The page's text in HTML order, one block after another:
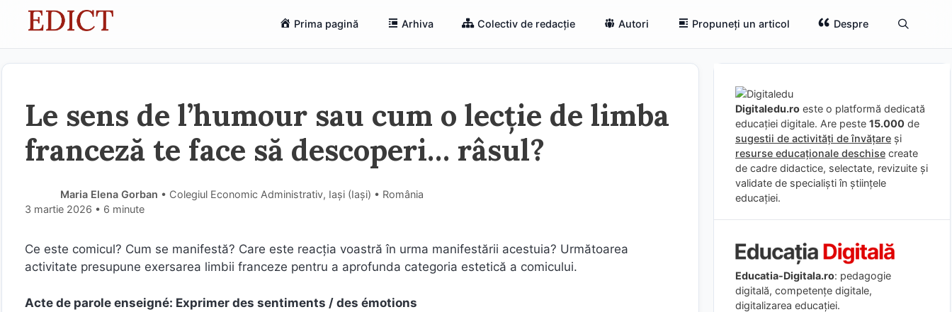
Prima pagină Arhiva Colectiv de redacție Autori Propuneți un articol Despre
Le sens de l’humour sau cum o lecție de limba
franceză te face să descoperi… râsul?
Maria Elena Gorban • Colegiul Economic Administrativ, Iași (Iaşi) • România
3 martie 2026 • 6 minute
Ce este comicul? Cum se manifestă? Care este reacția voastră în urma manifestării acestuia? Următoarea
activitate presupune exersarea limbii franceze pentru a aprofunda categoria estetică a comicului.
Acte de parole enseigné: Exprimer des sentiments / des émotions
Digitaledu.ro este o platformă dedicată
educației digitale. Are peste 15.000 de
sugestii de activități de învățare și
resurse educaționale deschise create
de cadre didactice, selectate, revizuite și
validate de specialiști în științele
educației.
Educatia-Digitala.ro: pedagogie
digitală, competențe digitale,
digitalizarea educației.